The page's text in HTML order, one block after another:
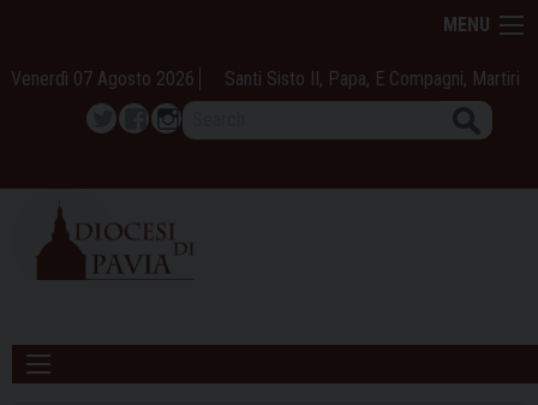
content
MENU
Venerdì 07 Agosto 2026 Santi Sisto II, Papa, E Compagni, Martiri
TwitterFacebook
Instagram